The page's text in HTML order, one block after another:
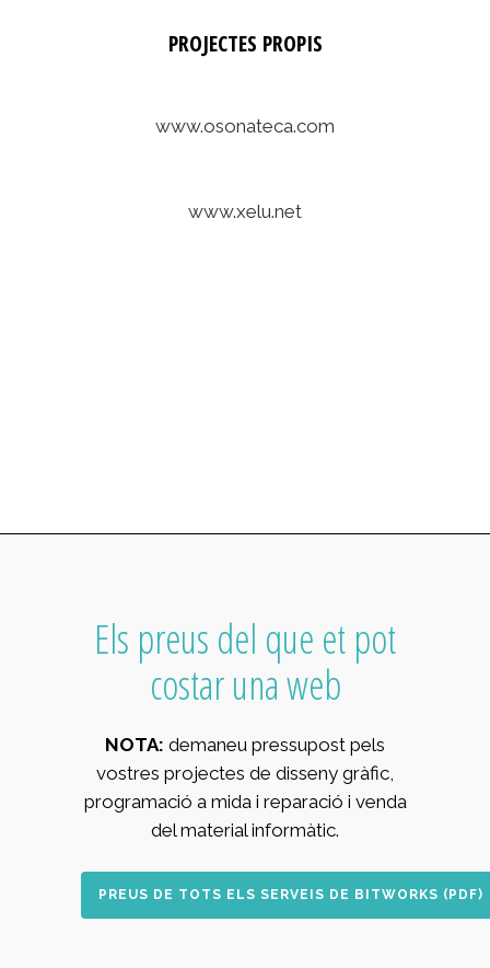
PROJECTES PROPIS
www.osonateca.com
www.xelu.net
Els preus del que et pot
costar una web
NOTA: demaneu pressupost pels
vostres projectes de disseny gràfic,
programació a mida i reparació i venda
del material informàtic.
PREUS DE TOTS ELS SERVEIS DE BITWORKS (PDF)